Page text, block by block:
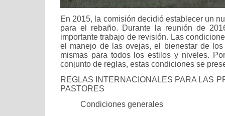
En 2015, la comisión decidió establecer un
para el rebaño. Durante la reunión de
importante trabajo de revisión. Las
el manejo de las ovejas, el bienestar de
mismas para todos los estilos y niveles.
conjunto de reglas, estas condiciones se
REGLAS INTERNACIONALES PARA LAS
PASTORES
Condiciones generales